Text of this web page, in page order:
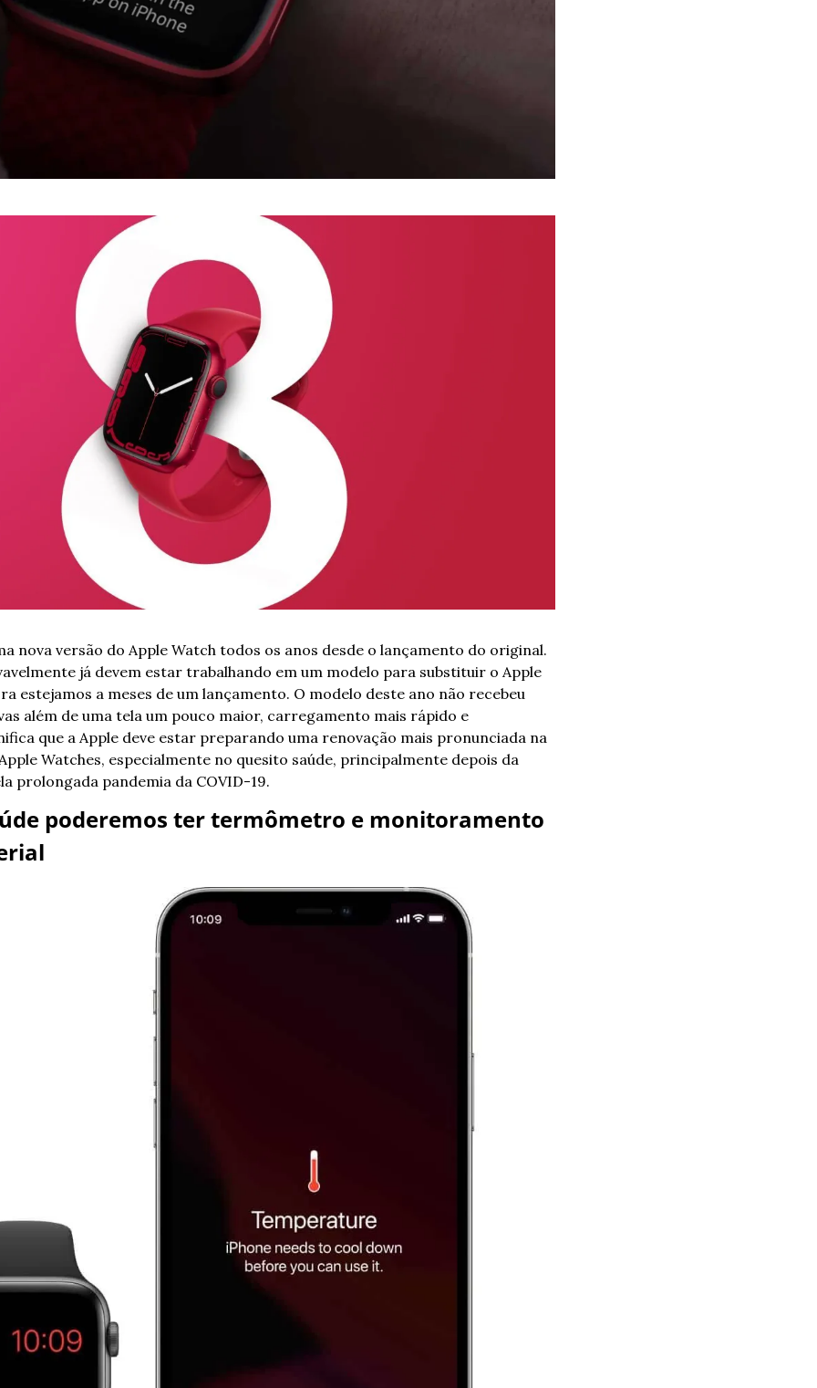
nova versão do Apple Watch todos os anos desde o lançamento do original.
já devem estar trabalhando em um modelo para substituir o Apple
estejamos a meses de um lançamento. O modelo deste ano não recebeu
além de uma tela um pouco maior, carregamento mais rápido e
que a Apple deve estar preparando uma renovação mais pronunciada na
Watches, especialmente no quesito saúde, principalmente depois da
prolongada pandemia da COVID-19.
poderemos ter termômetro e monitoramento